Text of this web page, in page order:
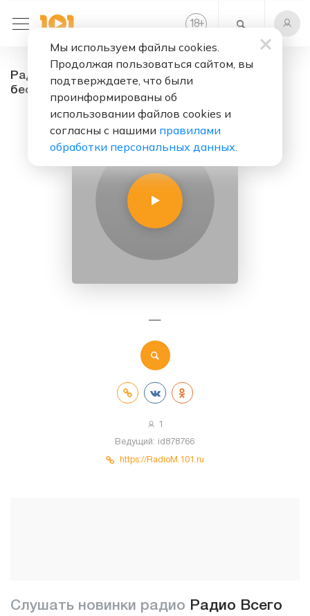
18+
Радио Всего Мира - радио онлайн. Слушать
бесплатно
—
1
Ведущий: id878766
https://RadioM.101.ru
Слушать новинки радио Радио Всего
Мы используем файлы cookies.
Продолжая пользоваться сайтом, вы
подтверждаете, что были
проинформированы об
использовании файлов cookies и
согласны с нашими правилами
обработки персональных данных.